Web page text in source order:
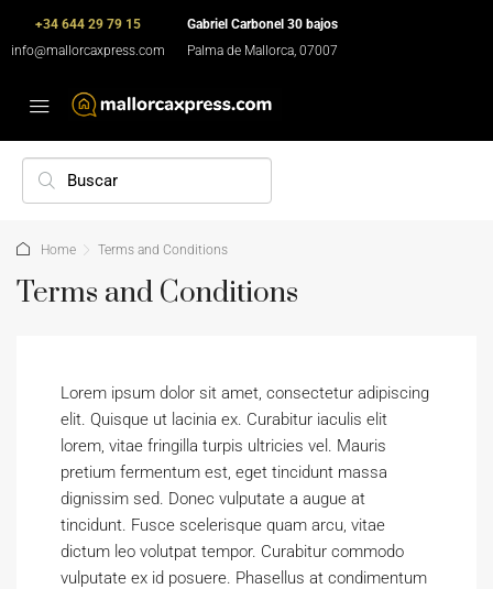
+34 644 29 79 15
info@mallorcaxpress.com
Gabriel Carbonel 30 bajos
Palma de Mallorca, 07007
Home Terms and Conditions
Terms and Conditions
Lorem ipsum dolor sit amet, consectetur adipiscing
elit. Quisque ut lacinia ex. Curabitur iaculis elit
lorem, vitae fringilla turpis ultricies vel. Mauris
pretium fermentum est, eget tincidunt massa
dignissim sed. Donec vulputate a augue at
tincidunt. Fusce scelerisque quam arcu, vitae
dictum leo volutpat tempor. Curabitur commodo
vulputate ex id posuere. Phasellus at condimentum